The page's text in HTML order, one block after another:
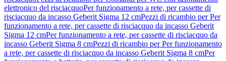
elettronico del risciacquoPer funzionamento a rete, per cassette di
risciacquo da incasso Geberit Sigma 12 cmPezzi di ricambio per Per
funzionamento a rete, per cassette di risciacquo da incasso Geberit
Sigma 12 cmPer funzionamento a rete, per cassette di risciacquo da
incasso Geberit Sigma 8 cmPezzi di ricambio per Per funzionamento
a rete, per cassette di risciacquo da incasso Geberit Sigma 8 cmPer